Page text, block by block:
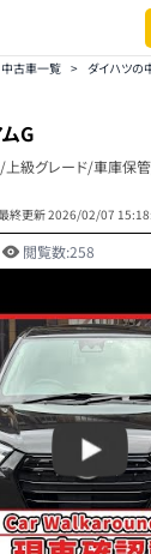
中古車一覧 > ダイハツの
G
級グレード/車庫保
終更新2026/02/07
閲覧数:258